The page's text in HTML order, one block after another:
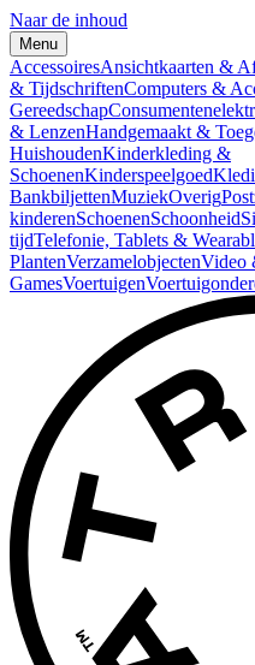
Naar de inhoud
Menu
AccessoiresAnsichtkaarten &
& TijdschriftenComputers &
Gereedschap
& LenzenHandgemaakt &
HuishoudenKinderkleding &
SchoenenKinderspeelgoed
BankbiljettenMuziekOverig
kinderenSchoenenSchoonheid
tijdTelefonie, Tablets &
PlantenVerzamelobjectenVideo
GamesVoertuigen